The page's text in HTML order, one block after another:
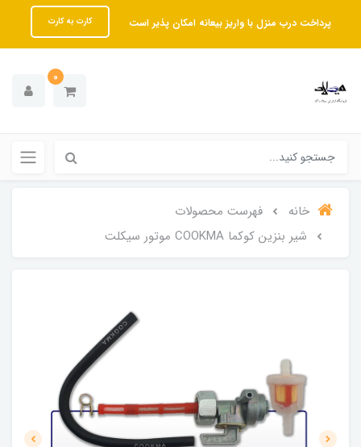
پرداخت درب منزل با واریز بیعانه امکان پذیر است کارت به کارت
0
خانه
فهرست محصولات
شیر بنزین کوکما COOKMA موتور سیکلت